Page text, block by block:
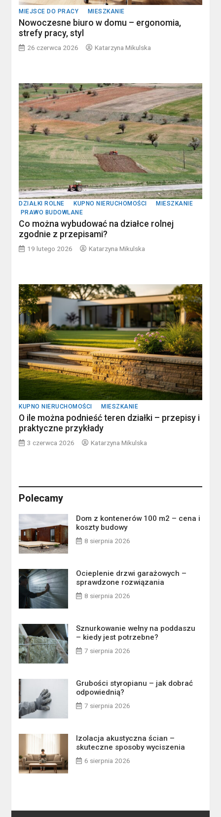
MIEJSCE DO PRACY MIESZKANIE
Nowoczesne biuro w domu – ergonomia,
strefy pracy, styl
26 czerwca 2026 Katarzyna Mikulska
DZIAŁKI ROLNE KUPNO NIERUCHOMOŚCI
MIESZKANIE
PRAWO BUDOWLANE
Co można wybudować na działce rolnej
zgodnie z przepisami?
19 lutego 2026 Katarzyna Mikulska
KUPNO NIERUCHOMOŚCI MIESZKANIE
O ile można podnieść teren działki – przepisy i
praktyczne przykłady
3 czerwca 2026 Katarzyna Mikulska
Polecamy
Dom z kontenerów 100 m2 – cena i
koszty budowy
8 sierpnia 2026
Ocieplenie drzwi garażowych –
sprawdzone rozwiązania
8 sierpnia 2026
Sznurkowanie wełny na poddaszu
– kiedy jest potrzebne?
7 sierpnia 2026
Grubości styropianu – jak dobrać
odpowiednią?
7 sierpnia 2026
Izolacja akustyczna ścian –
skuteczne sposoby wyciszenia
6 sierpnia 2026